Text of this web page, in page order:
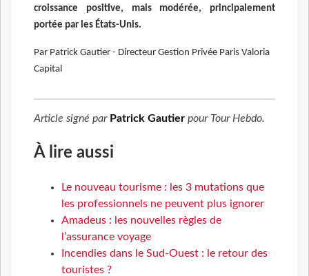
croissance positive, mais modérée, principalement
portée par les États-Unis.
Par Patrick Gautier - Directeur Gestion Privée Paris Valoria
Capital
Article signé par Patrick Gautier pour Tour Hebdo.
À lire aussi
Le nouveau tourisme : les 3 mutations que
les professionnels ne peuvent plus ignorer
Amadeus : les nouvelles règles de
l’assurance voyage
Incendies dans le Sud-Ouest : le retour des
touristes ?